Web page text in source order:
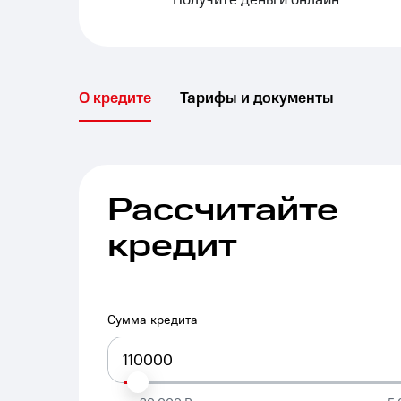
О кредите Тарифы и документы
Рассчитайте
кредит
Сумма кредита